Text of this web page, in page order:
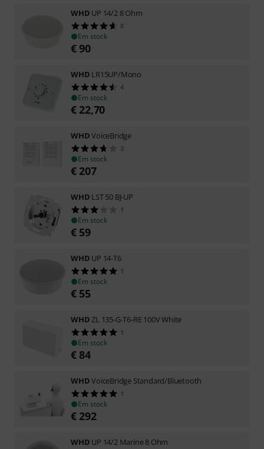
WHD UP 14/2 8 Ohm
8
Em stock
€90
WHD LR15UP/Mono
4
Em stock
€ 22,70
WHDVoiceBridge
3
Em stock
€ 207
WHD LST 50 BJ-UP
1
Em stock
€ 59
WHD UP 14-T6
1
Em stock
€ 55
WHD ZL 135-G-T6-RE 100V White
1
Em stock
€ 84
WHDVoiceBridge Standard/Bluetooth
1
Em stock
€ 292
WHD UP 14/2 Marine 8 Ohm